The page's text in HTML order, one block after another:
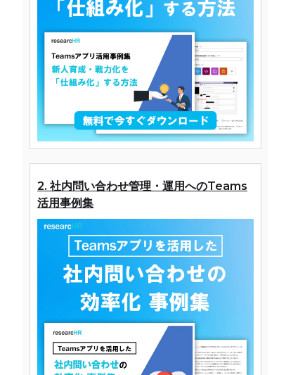
2. 社内問い合わせ管理・運用へのTeams
活用事例集